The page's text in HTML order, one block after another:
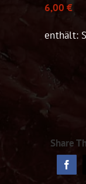
6,00 €
enthält:
Share